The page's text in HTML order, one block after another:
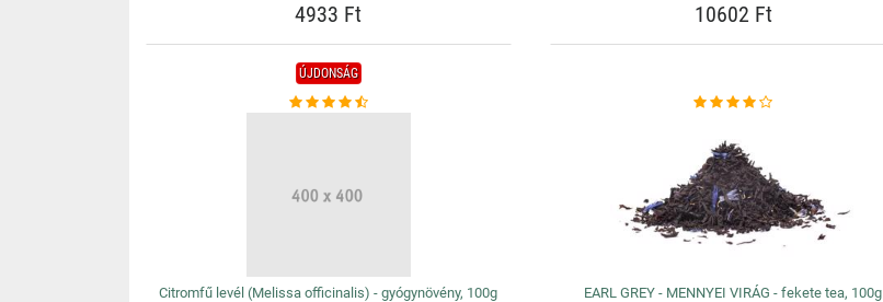
4933 Ft 10602 Ft
ÚJDONSÁG
Citromfű levél (Melissa officinalis) - gyógynövény, 100g EARL GREY - MENNYEI VIRÁG - fekete tea, 100g